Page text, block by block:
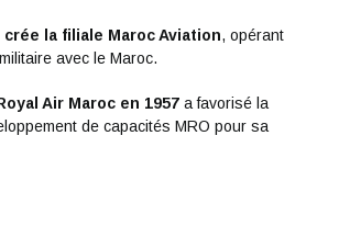
la filiale Maroc Aviation, opérant
avec le Maroc.
Air Maroc en 1957a favorisé la
de capacités MRO pour sa